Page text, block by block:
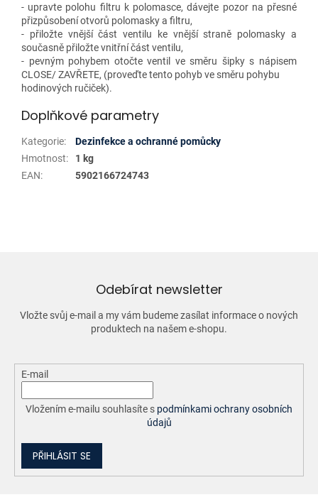
- upravte polohu filtru k polomasce, dávejte pozor na přesné
přizpůsobení otvorů polomasky a filtru,
- přiložte vnější část ventilu ke vnější straně polomasky a
současně přiložte vnitřní část ventilu,
- pevným pohybem otočte ventil ve směru šipky s nápisem
CLOSE/ ZAVŘETE, (proveďte tento pohyb ve směru pohybu
hodinových ručiček).
Doplňkové parametry
Kategorie:
Dezinfekce a ochranné pomůcky
Hmotnost:
1 kg
EAN: 5902166724743
Odebírat newsletter
Vložte svůj e-mail a my vám budeme zasílat informace o nových
produktech na našem e-shopu.
E-mail
Vložením e-mailu souhlasíte s podmínkami ochrany osobních
údajů
PŘIHLÁSIT SE